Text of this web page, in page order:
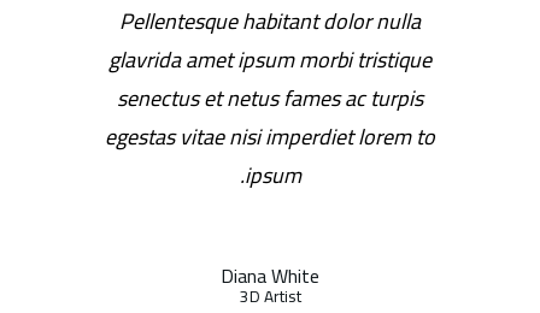
Pellentesque habitant dolor nulla
glavrida amet ipsum morbi tristique
senectus et netus fames ac turpis
egestas vitae nisi imperdiet lorem to
ipsum.
Diana White
3D Artist